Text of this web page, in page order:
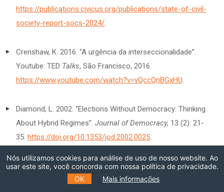
https://publications.civicus.org/publications/state-of-civil-
society-report-socs-2024/.
Crenshaw, K. 2016. “A urgência da interseccionalidade”.
Youtube: TED Talks, São Francisco, 2016.
https://www.youtube.com/watch?v=vQccQnBGxHU.
Diamond, L. 2002. “Elections Without Democracy: Thinking
About Hybrid Regimes”. Journal of Democracy, 13 (2): 21-
35. https://doi.org/10.1353/jod.2002.0025.
Escher, R. & M. Walter-Rogg. 2023. “The Effects of
Democratic and Nondemocratic Institutions on CO
Nós utilizamos cookies para análise de uso de nosso website. Ao
usar este site, você concorda com nossa política de privacidade.
OK
Mais informações